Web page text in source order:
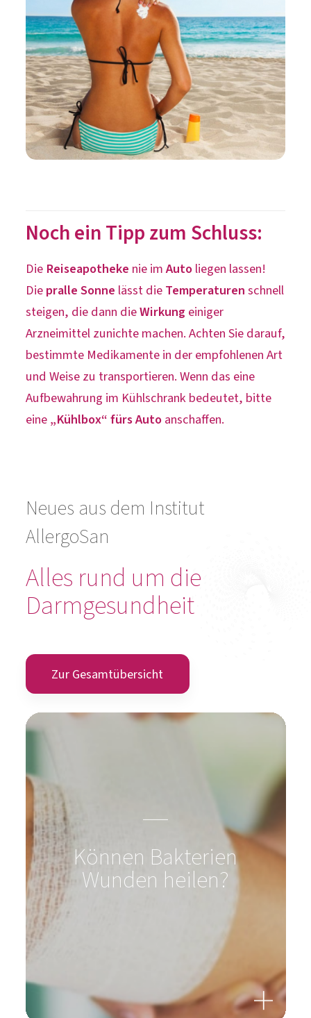
Noch ein Tipp zum Schluss:
Die Reiseapotheke nie imAutoliegen lassen!
Diepralle Sonne lässt dieTemperaturenschnell
steigen, die dann dieWirkung einiger
Arzneimittel zunichte machen. Achten Sie darauf,
bestimmte Medikamente in der empfohlenen Art
und Weise zu transportieren. Wenn das eine
Aufbewahrung im Kühlschrank bedeutet, bitte
eine„Kühlbox“ fürs Autoanschaffen.
Neues aus dem Institut
AllergoSan
Alles rund um die
Darmgesundheit
Zur Gesamtübersicht
Können Bakterien
Wunden heilen?